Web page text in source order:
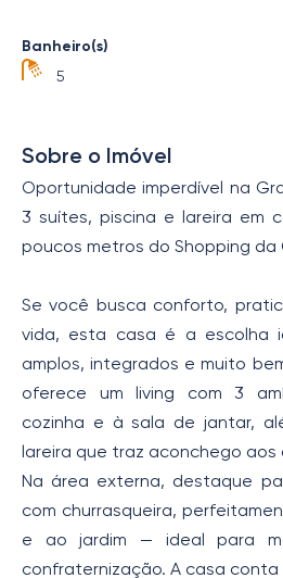
Banheiro(s)
5
Sobre o Imóvel
Oportunidade imperdível na
3 suítes, piscina e lareira em
poucos metros do Shopping da
Se você busca conforto,
vida, esta casa é a escolha
amplos, integrados e muito
oferece um living com 3
cozinha e à sala de jantar,
lareira que traz aconchego aos
Na área externa, destaque
com churrasqueira,
e ao jardim — ideal para
confraternização. A casa conta